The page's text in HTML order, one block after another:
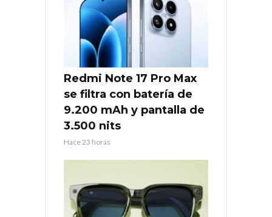
Redmi Note 17 Pro Max
se filtra con batería de
9.200 mAh y pantalla de
3.500 nits
Hace 23 horas